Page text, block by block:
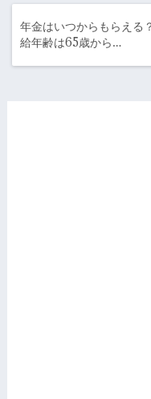
年金はいつからもらえる
給年齢は65歳から…